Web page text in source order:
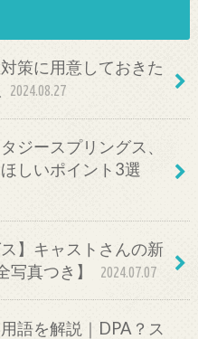
策に用意しておきた
2024.08.27
ジースプリングス、
しいポイント3選
】キャストさんの新
写真つき】
2024.07.07
語を解説｜DPA？ス